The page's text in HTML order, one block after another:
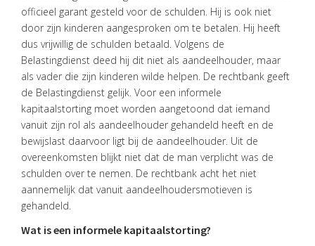
ACTUEEL
VACATURES
officieel garant gesteld voor de schulden. Hij is ook niet
door zijn kinderen aangesproken om te betalen. Hij heeft
dus vrijwillig de schulden betaald. Volgens de
Belastingdienst deed hij dit niet als aandeelhouder, maar
als vader die zijn kinderen wilde helpen. De rechtbank geeft
de Belastingdienst gelijk. Voor een informele
kapitaalstorting moet worden aangetoond dat iemand
vanuit zijn rol als aandeelhouder gehandeld heeft en de
bewijslast daarvoor ligt bij de aandeelhouder. Uit de
overeenkomsten blijkt niet dat de man verplicht was de
schulden over te nemen. De rechtbank acht het niet
aannemelijk dat vanuit aandeelhoudersmotieven is
gehandeld.
Wat is een informele kapitaalstorting?